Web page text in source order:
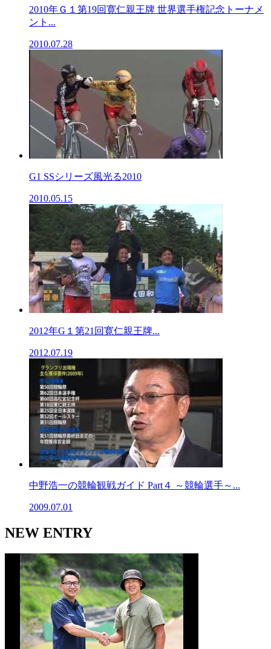
2010年Ｇ１第19回寛仁親王牌 世界選手権記念トーナメ
ント...
2010.07.28
G1 SSシリーズ風光る2010
2010.05.15
2012年G１第21回寛仁親王牌...
2012.07.19
中野浩一の競輪観戦ガイド Part４ ～競輪選手～...
2009.07.01
NEW ENTRY